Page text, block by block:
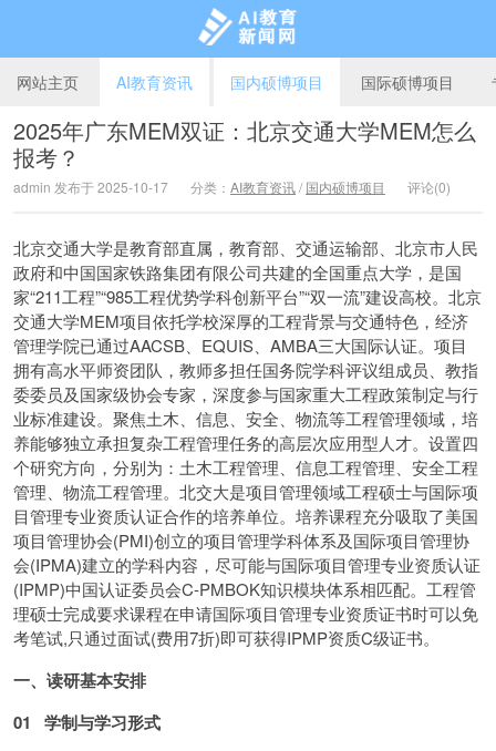
网站主页 AI教育资讯 国内硕博项目 国际硕博项目
2025年广东MEM双证：北京交通大学MEM怎么
报考？
admin 发布于 2025-10-17 分类： AI教育资讯/ 国内硕博项目 评论(0)
北京交通大学是教育部直属，教育部、交通运输部、北京市人民
政府和中国国家铁路集团有限公司共建的全国重点大学，是国
家“211工程”“985工程优势学科创新平台”“双一流”建设高校。北京
交通大学MEM项目依托学校深厚的工程背景与交通特色，经济
管理学院已通过AACSB、EQUIS、AMBA三大国际认证。项目
拥有高水平师资团队，教师多担任国务院学科评议组成员、教指
委委员及国家级协会专家，深度参与国家重大工程政策制定与行
业标准建设。聚焦土木、信息、安全、物流等工程管理领域，培
养能够独立承担复杂工程管理任务的高层次应用型人才。设置四
个研究方向，分别为：土木工程管理、信息工程管理、安全工程
管理、物流工程管理。北交大是项目管理领域工程硕士与国际项
目管理专业资质认证合作的培养单位。培养课程充分吸取了美国
项目管理协会(PMI)创立的项目管理学科体系及国际项目管理协
会(IPMA)建立的学科内容，尽可能与国际项目管理专业资质认证
(IPMP)中国认证委员会C-PMBOK知识模块体系相匹配。工程管
理硕士完成要求课程在申请国际项目管理专业资质证书时可以免
考笔试,只通过面试(费用7折)即可获得IPMP资质C级证书。
一、读研基本安排
01 学制与学习形式